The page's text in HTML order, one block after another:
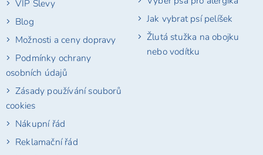
VIP Slevy
Blog
Možnosti a ceny dopravy
Podmínky ochrany
osobních údajů
Zásady používání souborů
cookies
Nákupní řád
Reklamační řád
Jak vybrat psí pelíšek
Žlutá stužka na obojku
nebo vodítku